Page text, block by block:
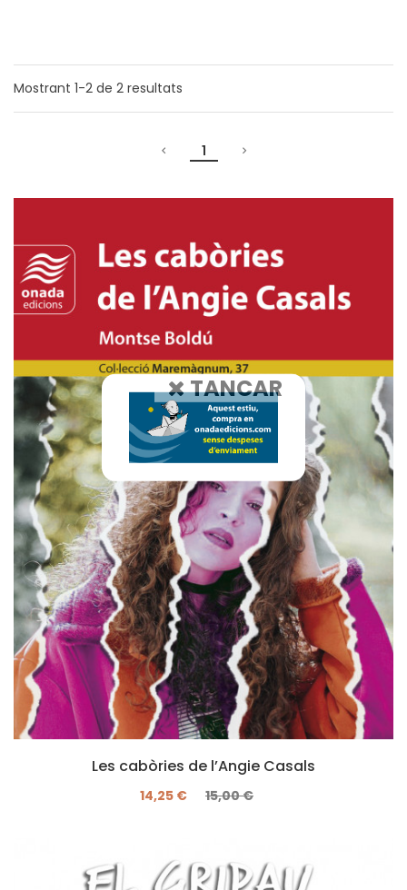
Mostrant 1-2 de 2 resultats
1
Les cabòries de l’Angie Casals
14,25 € 15,00 €
TANCAR